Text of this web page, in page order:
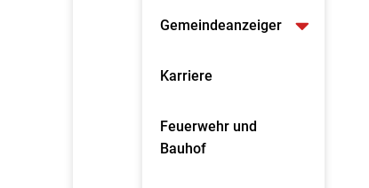
Gemeindeanzeiger
Karriere
Feuerwehr und
Bauhof